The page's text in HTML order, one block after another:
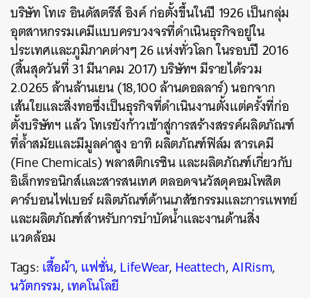
บริษัท โทเร อินดัสตรีส์ อิงค์ ก่อตั้งขึ้นในปี 1926 เป็นกลุ่ม
อุตสาหกรรมเคมีแบบครบวงจรที่ดำเนินธุรกิจอยู่ใน
ประเทศและภูมิภาคต่างๆ 26 แห่งทั่วโลก ในรอบปี 2016
(สิ้นสุดวันที่ 31 มีนาคม 2017) บริษัทฯ มีรายได้รวม
2.0265 ล้านล้านเยน (18,100 ล้านดอลลาร์) นอกจาก
เส้นใยและสิ่งทอซึ่งเป็นธุรกิจที่ดำเนินงานตั้งแต่ครั้งที่ก่อ
ตั้งบริษัทฯ แล้ว โทเรยังก้าวเข้าสู่การสร้างสรรค์ผลิตภัณฑ์
ที่ล้ำสมัยและมีมูลค่าสูง อาทิ ผลิตภัณฑ์ฟิล์ม สารเคมี
(Fine Chemicals) พลาสติกเรซิน และผลิตภัณฑ์เกี่ยวกับ
อิเล็กทรอนิกส์และสารสนเทศ ตลอดจนวัสดุคอมโพสิต
คาร์บอนไฟเบอร์ ผลิตภัณฑ์ด้านเภสัชกรรมและการแพทย์
และผลิตภัณฑ์สำหรับการบำบัดน้ำและงานด้านสิ่ง
แวดล้อม
Tags:เสื้อผ้า,แฟชั่น,LifeWear,Heattech,AIRism,
นวัตกรรม,เทคโนโลยี